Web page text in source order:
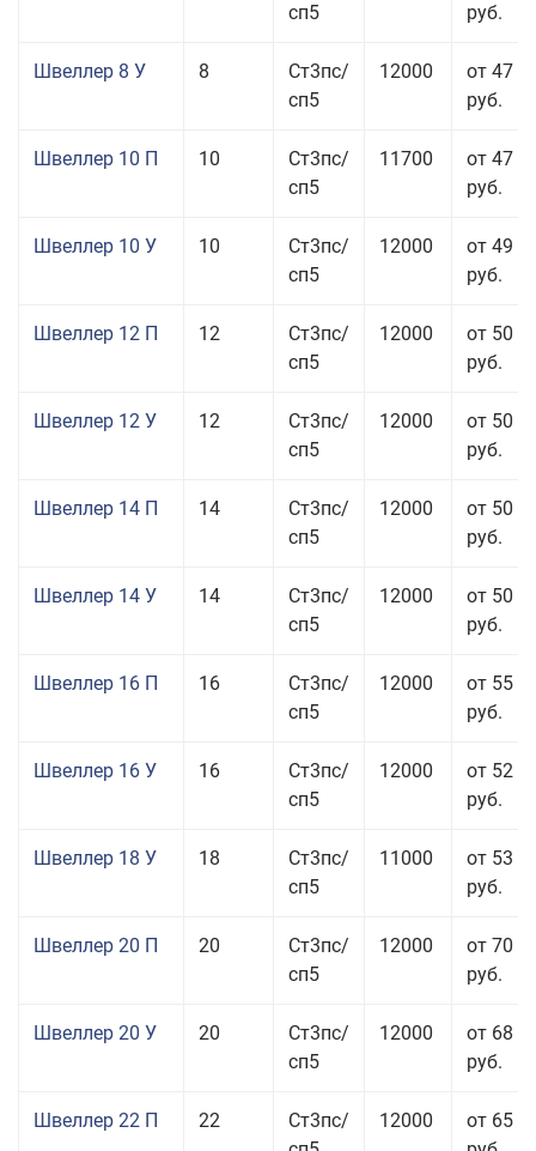
сп5
руб.
Швеллер 8 У 8
Ст3пс/
сп5
12000
от 47
руб.
Швеллер 10 П 10
Ст3пс/
сп5
11700
от 47
руб.
Швеллер 10 У 10
Ст3пс/
сп5
12000
от 49
руб.
Швеллер 12 П 12
Ст3пс/
сп5
12000
от 50
руб.
Швеллер 12 У 12
Ст3пс/
сп5
12000
от 50
руб.
Швеллер 14 П 14
Ст3пс/
сп5
12000
от 50
руб.
Швеллер 14 У 14
Ст3пс/
сп5
12000
от 50
руб.
Швеллер 16 П 16
Ст3пс/
сп5
12000
от 55
руб.
Швеллер 16 У 16
Ст3пс/
сп5
12000
от 52
руб.
Швеллер 18 У 18
Ст3пс/
сп5
11000
от 53
руб.
Швеллер 20 П 20
Ст3пс/
сп5
12000
от 70
руб.
Швеллер 20 У 20
Ст3пс/
сп5
12000
от 68
руб.
Швеллер 22 П 22
Ст3пс/
12000
от 65